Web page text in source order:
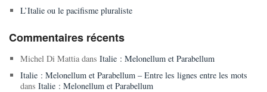
L’Italie ou le pacifisme pluraliste
Commentaires récents
Michel Di Mattiadans Italie : Melonellum et Parabellum
Italie : Melonellum et Parabellum – Entre les lignes entre les mots
dans Italie : Melonellum et Parabellum